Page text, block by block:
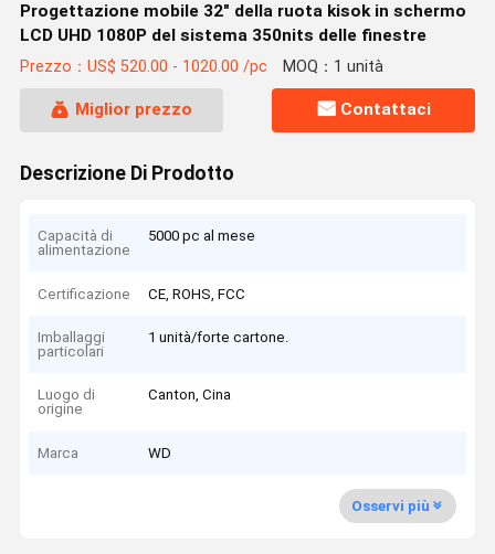
Progettazione mobile 32" della ruota kisok in schermo
LCD UHD 1080P del sistema 350nits delle finestre
Prezzo：US$ 520.00 - 1020.00 /pc MOQ：1 unità
Miglior prezzo Contattaci
Descrizione Di Prodotto
Capacità di
alimentazione
5000 pc al mese
Certificazione CE, ROHS, FCC
Imballaggi
particolari
1 unità/forte cartone.
Luogo di
origine
Canton, Cina
Marca WD
Osservi più